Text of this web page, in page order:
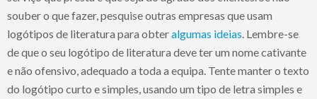
souber o que fazer, pesquise outras empresas que usam
logótipos de literatura para obteralgumas ideias . Lembre-se
de que o seu logótipo de literatura deve ter um nome cativante
e não ofensivo, adequado a toda a equipa. Tente manter o texto
do logótipo curto e simples, usando um tipo de letra simples e